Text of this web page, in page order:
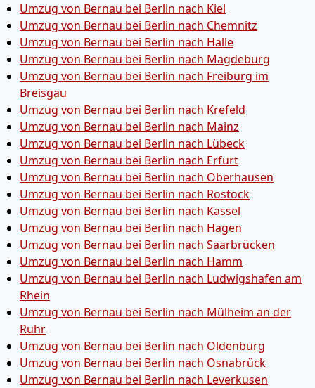
Umzug von Bernau bei Berlin nach Kiel
Umzug von Bernau bei Berlin nach Chemnitz
Umzug von Bernau bei Berlin nach Halle
Umzug von Bernau bei Berlin nach Magdeburg
Umzug von Bernau bei Berlin nach Freiburg im
Breisgau
Umzug von Bernau bei Berlin nach Krefeld
Umzug von Bernau bei Berlin nach Mainz
Umzug von Bernau bei Berlin nach Lübeck
Umzug von Bernau bei Berlin nach Erfurt
Umzug von Bernau bei Berlin nach Oberhausen
Umzug von Bernau bei Berlin nach Rostock
Umzug von Bernau bei Berlin nach Kassel
Umzug von Bernau bei Berlin nach Hagen
Umzug von Bernau bei Berlin nach Saarbrücken
Umzug von Bernau bei Berlin nach Hamm
Umzug von Bernau bei Berlin nach Ludwigshafen am
Rhein
Umzug von Bernau bei Berlin nach Mülheim an der
Ruhr
Umzug von Bernau bei Berlin nach Oldenburg
Umzug von Bernau bei Berlin nach Osnabrück
Umzug von Bernau bei Berlin nach Leverkusen